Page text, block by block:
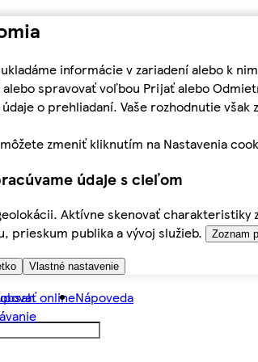
informácie v zariadení alebo k
spravovať voľbou Prijať alebo
o prehliadaní. Vaše rozhodnutie
zmeniť kliknutím na Nastavenia
údaje s cieľom
Aktívne skenovať
prieskum publika a vývoj služieb.
Zoznam
Vlastné nastavenie
onlineNápoveda